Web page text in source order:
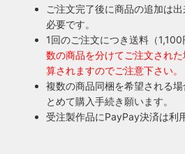
ご注文完了後に商品の追加は
必要です。
1回のご注文につき送料（1,100
数の商品を分けてご注文され
算されますのでご注意下さい。
複数の商品同梱を希望される
とめて購入手続き願います。
受注製作品にPayPay決済は利